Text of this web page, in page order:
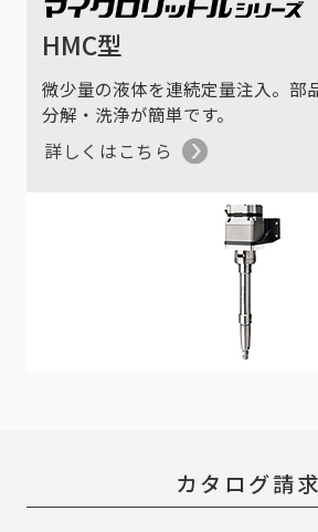
HMC型
微少量の液体を連続定量注入。部
分解・洗浄が簡単です。
詳しくはこちら
カタログ請求